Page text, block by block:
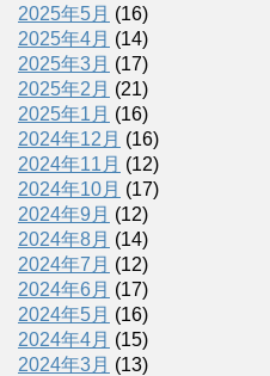
2025年5月 (16)
2025年4月 (14)
2025年3月 (17)
2025年2月 (21)
2025年1月 (16)
2024年12月 (16)
2024年11月 (12)
2024年10月 (17)
2024年9月 (12)
2024年8月 (14)
2024年7月 (12)
2024年6月 (17)
2024年5月 (16)
2024年4月 (15)
2024年3月 (13)